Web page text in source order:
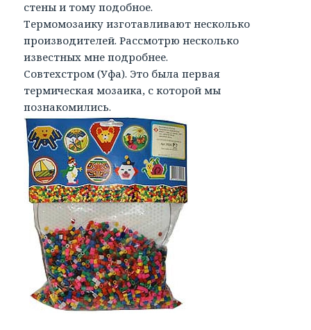
стены и тому подобное.
Термомозаику изготавливают несколько
производителей. Рассмотрю несколько
известных мне подробнее.
Совтехстром (Уфа). Это была первая
термическая мозаика, с которой мы
познакомились.